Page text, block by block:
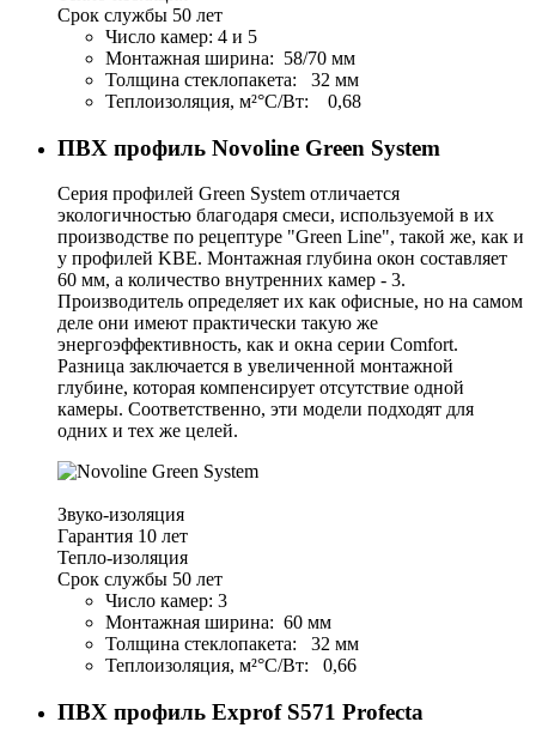
Срок службы 50 лет
Число камер: 4 и 5
Монтажная ширина: 58/70 мм
Толщина стеклопакета: 32 мм
Теплоизоляция, м²°С/Вт: 0,68
ПВХ профиль Novoline Green System
Серия профилей Green System отличается
экологичностью благодаря смеси, используемой в их
производстве по рецептуре "Green Line", такой же, как и
у профилей KBE. Монтажная глубина окон составляет
60 мм, а количество внутренних камер - 3.
Производитель определяет их как офисные, но на самом
деле они имеют практически такую же
энергоэффективность, как и окна серии Comfort.
Разница заключается в увеличенной монтажной
глубине, которая компенсирует отсутствие одной
камеры. Соответственно, эти модели подходят для
одних и тех же целей.
Звуко-изоляция
Гарантия 10 лет
Тепло-изоляция
Срок службы 50 лет
Число камер: 3
Монтажная ширина: 60 мм
Толщина стеклопакета: 32 мм
Теплоизоляция, м²°С/Вт: 0,66
ПВХ профиль Exprof S571 Profecta